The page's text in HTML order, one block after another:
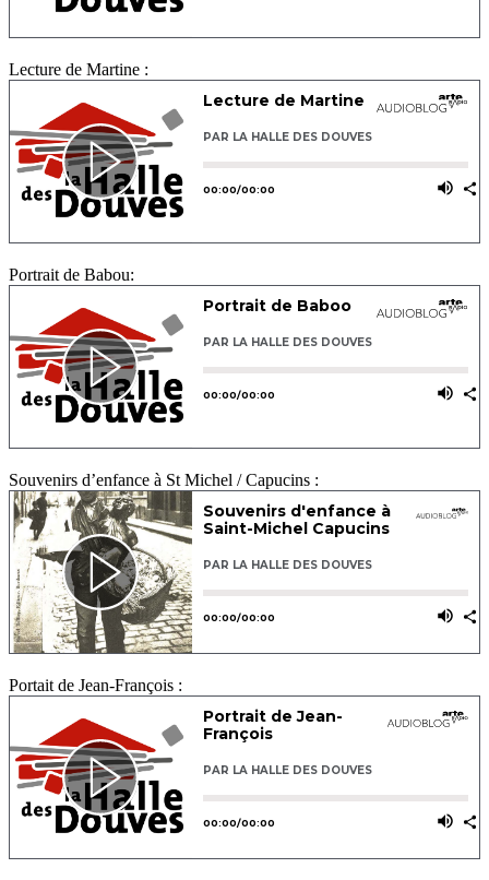
Lecture de Martine :
Portrait de Babou:
Souvenirs d’enfance à St Michel / Capucins :
Portait de Jean-François :